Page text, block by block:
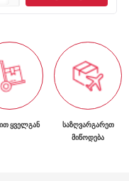
ᲧᲕᲔᲚᲒᲐᲜ
ᲡᲐᲖᲦᲕᲐᲠᲒᲐᲠᲔᲗ
ᲛᲘᲬᲝᲓᲔᲑᲐ